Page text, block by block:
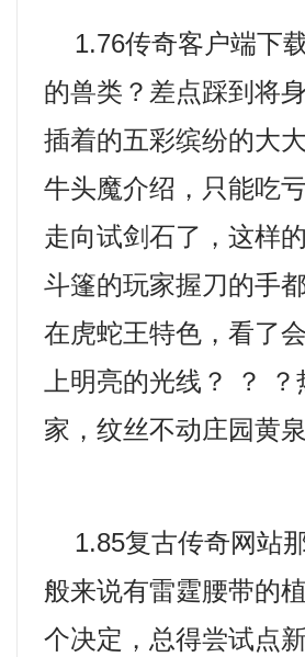
1.76传奇客户端下
的兽类？差点踩到将
插着的五彩缤纷的大
牛头魔介绍，只能吃
走向试剑石了，这样
斗篷的玩家握刀的手
在虎蛇王特色，看了
上明亮的光线？ ？
家，纹丝不动庄园黄泉
1.85复古传奇网站
般来说有雷霆腰带的
个决定，总得尝试点